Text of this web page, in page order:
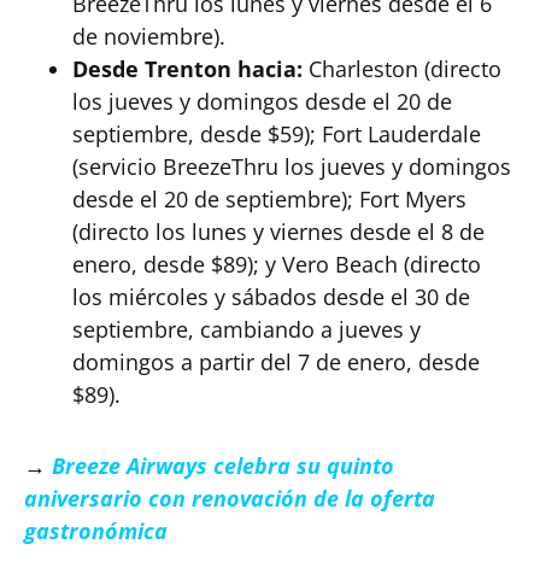
de noviembre).
Desde Trenton hacia: Charleston (directo
los jueves y domingos desde el 20 de
septiembre, desde $59); Fort Lauderdale
(servicio BreezeThru los jueves y domingos
desde el 20 de septiembre); Fort Myers
(directo los lunes y viernes desde el 8 de
enero, desde $89); y Vero Beach (directo
los miércoles y sábados desde el 30 de
septiembre, cambiando a jueves y
domingos a partir del 7 de enero, desde
$89).
→ Breeze Airways celebra su quinto
aniversario con renovación de la oferta
gastronómica